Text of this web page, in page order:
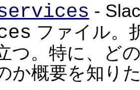
-
ファイル。
つ。特に、ど
か概要を知り